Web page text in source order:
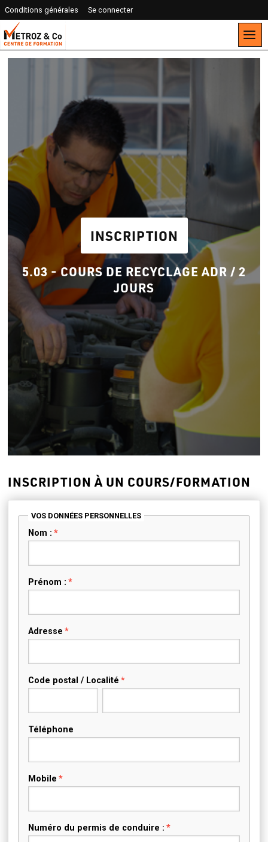
Conditions générales Se connecter
INSCRIPTION
5.03 - COURS DE RECYCLAGE ADR / 2
JOURS
INSCRIPTION À UN COURS/FORMATION
VOS DONNÉES PERSONNELLES
Nom :
Prénom :
Adresse
Code postal / Localité
Téléphone
Mobile
Numéro du permis de conduire :